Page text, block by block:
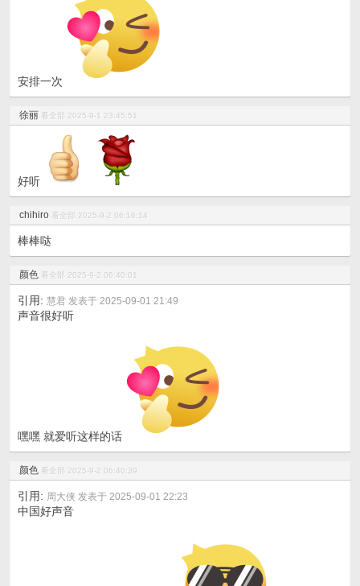
安排一次
徐丽 看全部 2025-9-1 23:45:51
好听
chihiro 看全部 2025-9-2 06:16:14
棒棒哒
颜色 看全部 2025-9-2 06:40:01
引用: 慧君 发表于 2025-09-01 21:49
声音很好听
嘿嘿 就爱听这样的话
颜色 看全部 2025-9-2 06:40:39
引用: 周大侠 发表于 2025-09-01 22:23
中国好声音